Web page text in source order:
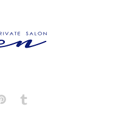
Pinterest